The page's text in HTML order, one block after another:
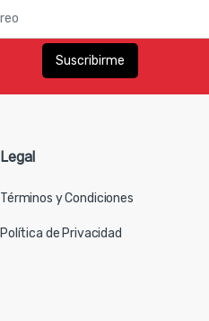
Legal
Términos y Condiciones
Política de Privacidad